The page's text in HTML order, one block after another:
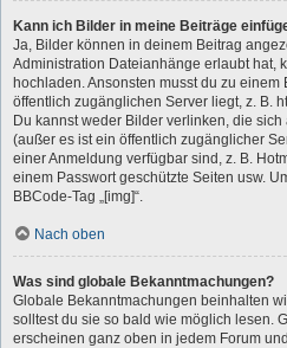
Kann ich Bilder in meine Beiträge
Ja, Bilder können in deinem Beitrag
Administration Dateianhänge erlaubt hat,
hochladen. Ansonsten musst du zu
öffentlich zugänglichen Server liegt, z. B.
Du kannst weder Bilder verlinken, die
(außer es ist ein öffentlich zugänglicher
einer Anmeldung verfügbar sind, z. B.
einem Passwort geschützte Seiten usw.
BBCode-Tag „[img]“.
Nach oben
Was sind globale Bekanntmachungen?
Globale Bekanntmachungen beinhalten
solltest du sie so bald wie möglich lesen.
erscheinen ganz oben in jedem Forum